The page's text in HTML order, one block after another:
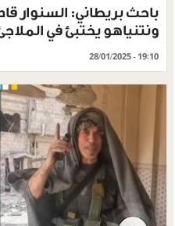
باحث بريطاني: السنوار
ونتنياهو يختبئ في
28/01/2025 - 19:10